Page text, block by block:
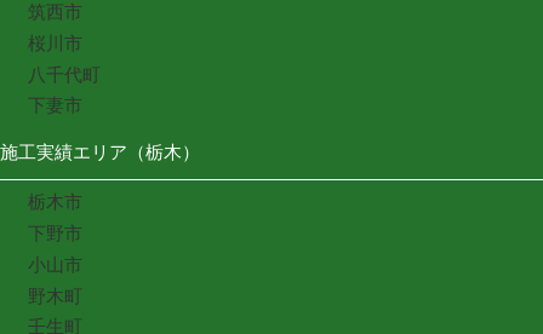
筑西市
桜川市
八千代町
下妻市
施工実績エリア（栃木）
栃木市
下野市
小山市
野木町
壬生町